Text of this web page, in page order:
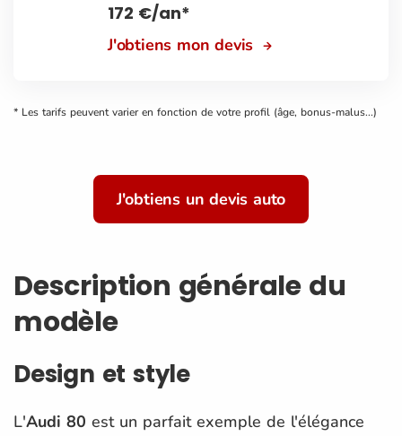
172 €/an*
J'obtiens mon devis
* Les tarifs peuvent varier en fonction de votre profil (âge, bonus-malus...)
J'obtiens un devis auto
Description générale du
modèle
Design et style
L'Audi 80 est un parfait exemple de l'élégance